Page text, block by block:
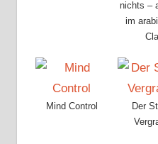
nichts –
im
Mind Control
Der